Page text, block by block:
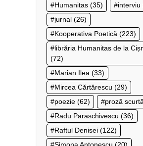
Humanitas (35) interviu
jurnal (26)
Kooperativa Poetică (223)
librăria Humanitas de la
(72)
Marian Ilea (33)
Mircea Cărtărescu (29)
poezie (62) proză
Radu Paraschivescu (36)
Raftul Denisei (122)